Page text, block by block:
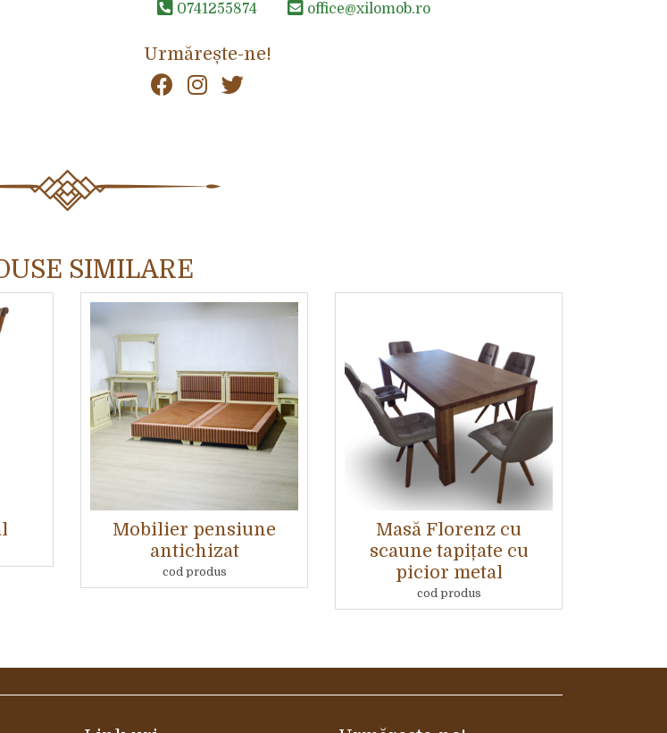
0741255874 office@xilomob.ro
Urmărește-ne!
SIMILARE
Mobilier pensiune
antichizat
cod produs
Masă Florenz cu
scaune tapițate cu
picior metal
cod produs